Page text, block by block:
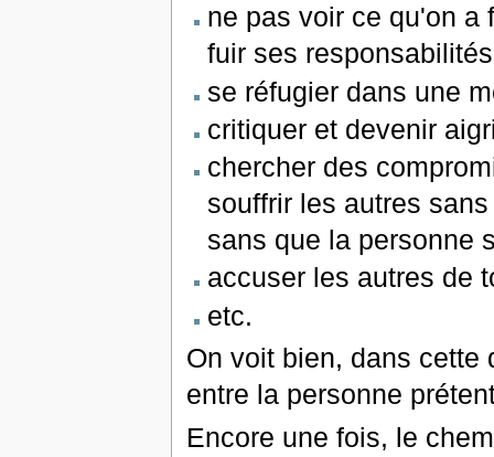
ne pas voir ce qu'on a
fuir ses
se réfugier dans une
critiquer et devenir
chercher des
souffrir les autres
sans que la personne
accuser les autres de
etc.
On voit bien, dans cette
entre la personne
Encore une fois, le